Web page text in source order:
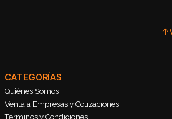
CATEGORÍAS
Quiénes Somos
Venta a Empresas y Cotizaciones
Terminos y Condiciones